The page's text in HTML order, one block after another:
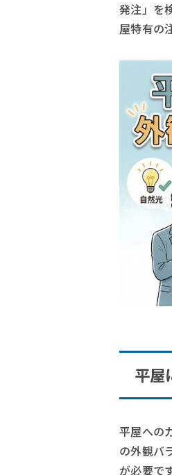
発注」を
屋特有の
平屋
平屋への
の外観バ
が必要です